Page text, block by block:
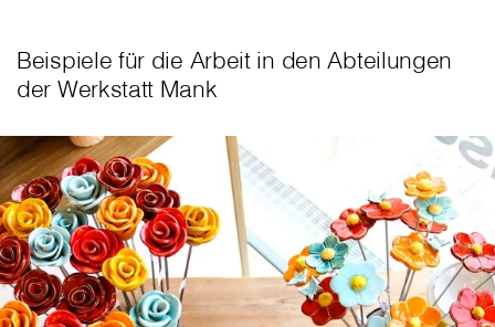
Beispiele für die Arbeit in den Abteilungen
der Werkstatt Mank